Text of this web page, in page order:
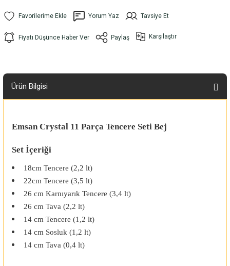
Yorum Yaz Tavsiye Et
Fiyatı Düşünce Haber Ver Paylaş Karşılaştır
Ürün Bilgisi
Emsan Crystal 11 Parça Tencere Seti Bej
Set İçeriği
18cm Tencere (2,2 lt)
22cm Tencere (3,5 lt)
26 cm Karnıyarık Tencere (3,4 lt)
26 cm Tava (2,2 lt)
14 cm Tencere (1,2 lt)
14 cm Sosluk (1,2 lt)
14 cm Tava (0,4 lt)